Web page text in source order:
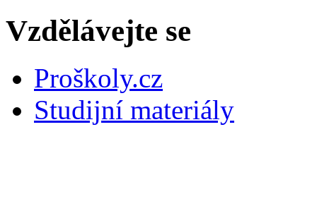
Vzdělávejte se
Proškoly.cz
Studijní materiály